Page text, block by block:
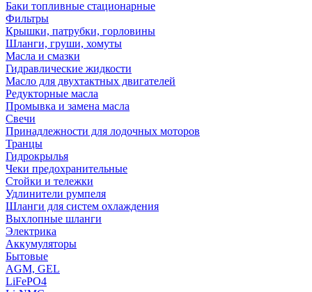
Баки топливные стационарные
Фильтры
Крышки, патрубки, горловины
Шланги, груши, хомуты
Масла и смазки
Гидравлические жидкости
Масло для двухтактных двигателей
Редукторные масла
Промывка и замена масла
Свечи
Принадлежности для лодочных моторов
Транцы
Гидрокрылья
Чеки предохранительные
Стойки и тележки
Удлинители румпеля
Шланги для систем охлаждения
Выхлопные шланги
Электрика
Аккумуляторы
Бытовые
AGM, GEL
LiFePO4